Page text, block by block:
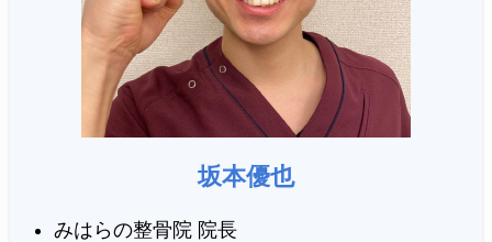
坂本優也
みはらの整骨院 院長